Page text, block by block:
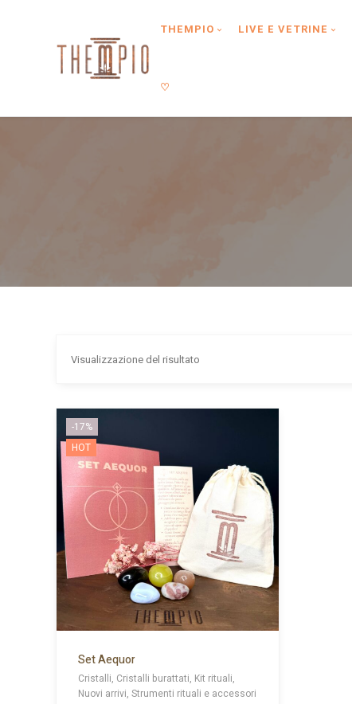
Type anything to search, then press enter or Search Button
THEMPIO LIVE E VETRINE
♡
Visualizzazione del risultato
-17%
HOT
Set Aequor
Cristalli, Cristalli burattati, Kit rituali,
Nuovi arrivi, Strumenti rituali e accessori